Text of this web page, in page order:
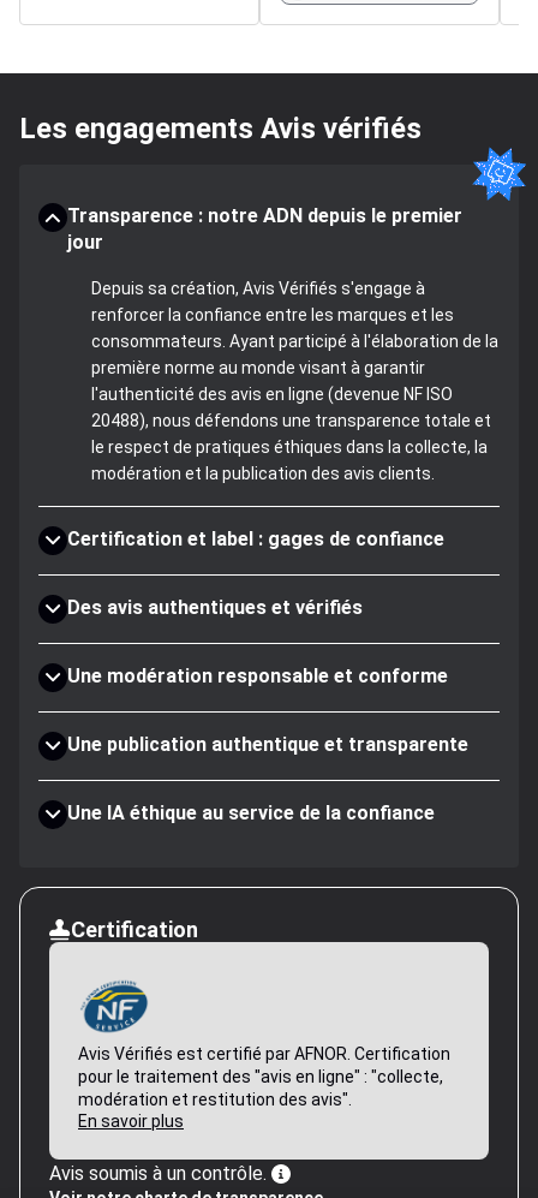
Les engagements Avis vérifiés
Transparence : notre ADN depuis le premier
jour
Depuis sa création, Avis Vérifiés s'engage à
renforcer la confiance entre les marques et les
consommateurs. Ayant participé à l'élaboration de la
première norme au monde visant à garantir
l'authenticité des avis en ligne (devenue NF ISO
20488), nous défendons une transparence totale et
le respect de pratiques éthiques dans la collecte, la
modération et la publication des avis clients.
Certification et label : gages de confiance
Des avis authentiques et vérifiés
Une modération responsable et conforme
Une publication authentique et transparente
Une IA éthique au service de la confiance
Certification
Avis Vérifiés est certifié par AFNOR. Certification
pour le traitement des "avis en ligne" : "collecte,
modération et restitution des avis".
En savoir plus
Avis soumis à un contrôle.